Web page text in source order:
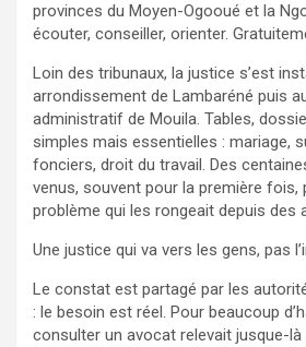
provinces du Moyen-Ogooué et la
écouter, conseiller, orienter.
Loin des tribunaux, la justice s’est
arrondissement de Lambaréné puis
administratif de Mouila. Tables,
simples mais essentielles : mariage,
fonciers, droit du travail. Des
venus, souvent pour la première fois,
problème qui les rongeait depuis des
Une justice qui va vers les gens, pas
Le constat est partagé par les
: le besoin est réel. Pour beaucoup
consulter un avocat relevait jusque-